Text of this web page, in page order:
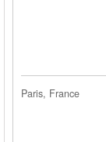
Paris, France